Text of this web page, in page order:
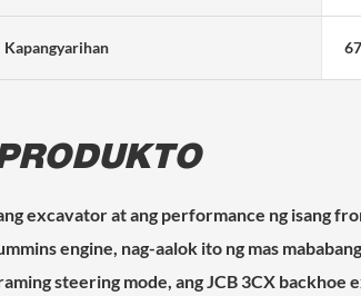
Kapangyarihan
excavator at ang performance ng isang
engine, nag-aalok ito ng mas
steering mode, ang JCB 3CX backhoe